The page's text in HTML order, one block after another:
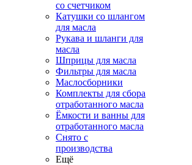
со счетчиком
Катушки со шлангом
для масла
Рукава и шланги для
масла
Шприцы для масла
Фильтры для масла
Маслосборники
Комплекты для сбора
отработанного масла
Ёмкости и ванны для
отработанного масла
Снято с
производства
Ещё